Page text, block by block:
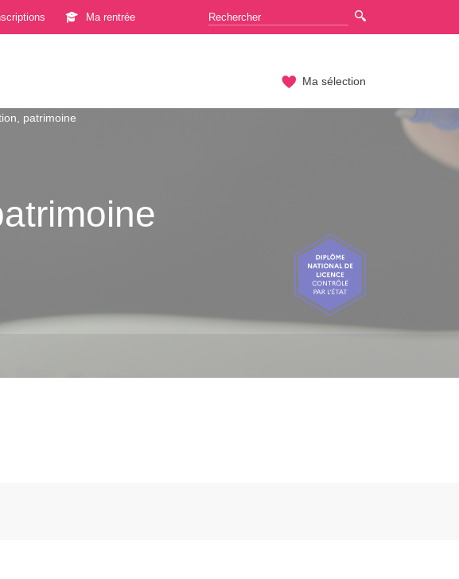
Ma rentrée
Ma sélection
patrimoine